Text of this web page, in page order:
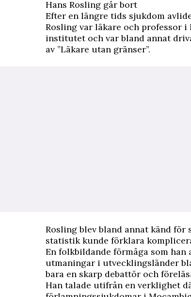
Hans Rosling går bort
Efter en längre tids sjukdom
Rosling var läkare och professor
institutet och var bland annat
av ”Läkare utan gränser”.
Rosling blev bland annat känd för
statistik kunde förklara
En folkbildande förmåga som
utmaningar i utvecklingsländer
bara en skarp debattör och
Han talade utifrån en verklighet